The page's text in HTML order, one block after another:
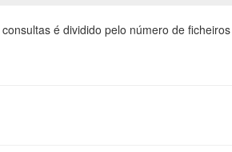
é dividido pelo número de